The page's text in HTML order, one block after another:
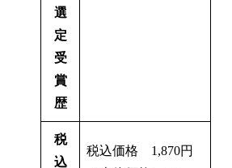
選
定
受
賞
歴
税
込
税込価格 1,870円